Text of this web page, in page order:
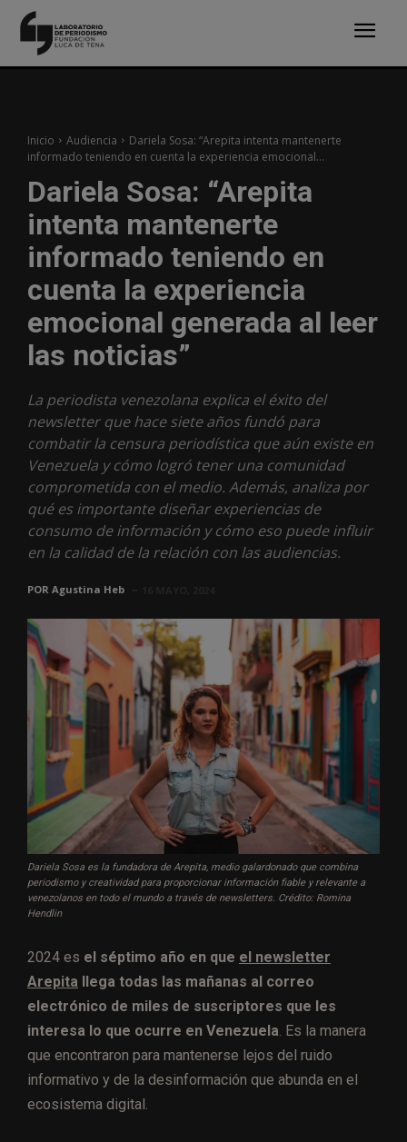
Inicio Audiencia
Dariela Sosa: “Arepita intenta mantenerte
informado teniendo en cuenta la experiencia emocional...
Dariela Sosa: “Arepita
intenta mantenerte
informado teniendo en
cuenta la experiencia
emocional generada al leer
las noticias”
La periodista venezolana explica el éxito del
newsletter que hace siete años fundó para
combatir la censura periodística que aún existe en
Venezuela y cómo logró tener una comunidad
comprometida con el medio. Además, analiza por
qué es importante diseñar experiencias de
consumo de información y cómo eso puede influir
en la calidad de la relación con las audiencias.
POR Agustina Heb
Dariela Sosa es la fundadora de Arepita, medio galardonado que combina
periodismo y creatividad para proporcionar información fiable y relevante a
venezolanos en todo el mundo a través de newsletters. Crédito: Romina
Hendlin
2024 es el séptimo año en que el newsletter
Arepita llega todas las mañanas al correo
electrónico de miles de suscriptores que les
interesa lo que ocurre en Venezuela . Es la manera
que encontraron para mantenerse lejos del ruido
informativo y de la desinformación que abunda en el
ecosistema digital.